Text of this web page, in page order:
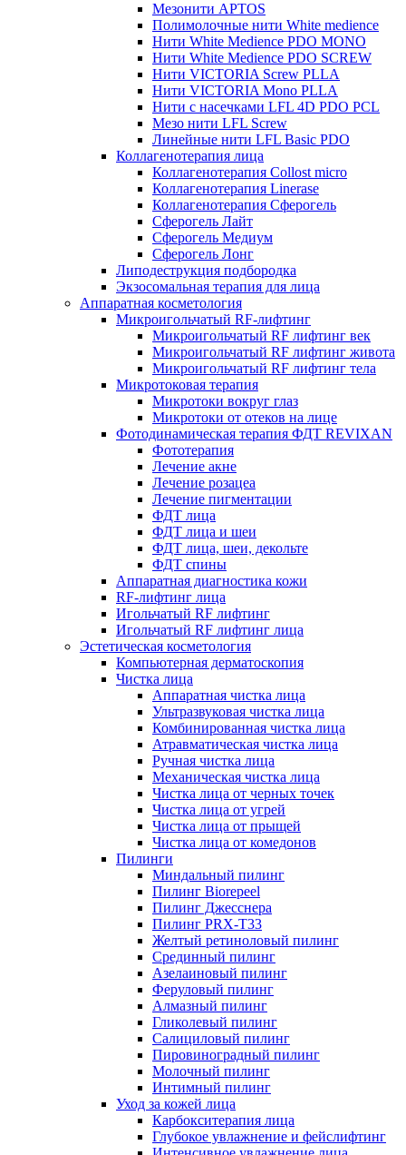
Мезонити APTOS
Полимолочные нити White medience
Нити White Medience PDO MONO
Нити White Medience PDO SCREW
Нити VICTORIA Screw PLLA
Нити VICTORIA Mono PLLA
Нити с насечками LFL 4D PDO PCL
Мезо нити LFL Screw
Линейные нити LFL Basic PDO
Коллагенотерапия лица
Коллагенотерапия Collost micro
Коллагенотерапия Linerase
Коллагенотерапия Сферогель
Сферогель Лайт
Сферогель Медиум
Сферогель Лонг
Липодеструкция подбородка
Экзосомальная терапия для лица
Аппаратная косметология
Микроигольчатый RF-лифтинг
Микроигольчатый RF лифтинг век
Микроигольчатый RF лифтинг живота
Микроигольчатый RF лифтинг тела
Микротоковая терапия
Микротоки вокруг глаз
Микротоки от отеков на лице
Фотодинамическая терапия ФДТ REVIXAN
Фототерапия
Лечение акне
Лечение розацеа
Лечение пигментации
ФДТ лица
ФДТ лица и шеи
ФДТ лица, шеи, декольте
ФДТ спины
Аппаратная диагностика кожи
RF-лифтинг лица
Игольчатый RF лифтинг
Игольчатый RF лифтинг лица
Эстетическая косметология
Компьютерная дерматоскопия
Чистка лица
Аппаратная чистка лица
Ультразвуковая чистка лица
Комбинированная чистка лица
Атравматическая чистка лица
Ручная чистка лица
Механическая чистка лица
Чистка лица от черных точек
Чистка лица от угрей
Чистка лица от прыщей
Чистка лица от комедонов
Пилинги
Миндальный пилинг
Пилинг Biorepeel
Пилинг Джесснера
Пилинг PRX-T33
Желтый ретиноловый пилинг
Срединный пилинг
Азелаиновый пилинг
Феруловый пилинг
Алмазный пилинг
Гликолевый пилинг
Салициловый пилинг
Пировиноградный пилинг
Молочный пилинг
Интимный пилинг
Уход за кожей лица
Карбокситерапия лица
Глубокое увлажнение и фейслифтинг